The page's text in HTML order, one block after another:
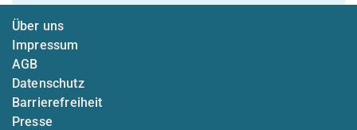
Über uns
Impressum
AGB
Datenschutz
Barrierefreiheit
Presse